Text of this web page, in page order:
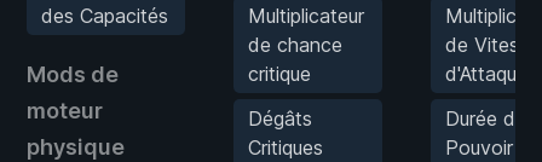
des Capacités
Mods de
moteur
physique
Multiplicateur
de chance
critique
Dégâts
Critiques
de Vitesse
d'Attaque
Durée de
Pouvoir